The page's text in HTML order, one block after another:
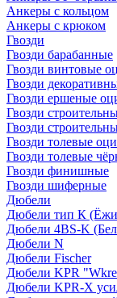
Анкеры с кольцом
Анкеры с крюком
Гвозди
Гвозди барабанные
Гвозди винтовые
Гвозди
Гвозди ершеные
Гвозди
Гвозди
Гвозди толевые
Гвозди толевые
Гвозди финишные
Гвозди шиферные
Дюбели
Дюбели тип К
Дюбели 4BS-K
Дюбели N
Дюбели Fischer
Дюбели KPR
Дюбели KPR-Х